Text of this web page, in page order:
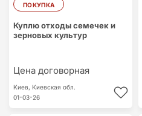
ПОКУПКА
Куплю отходы семечек и
зерновых культур
Цена договорная
Киев, Киевская обл.
01-03-26